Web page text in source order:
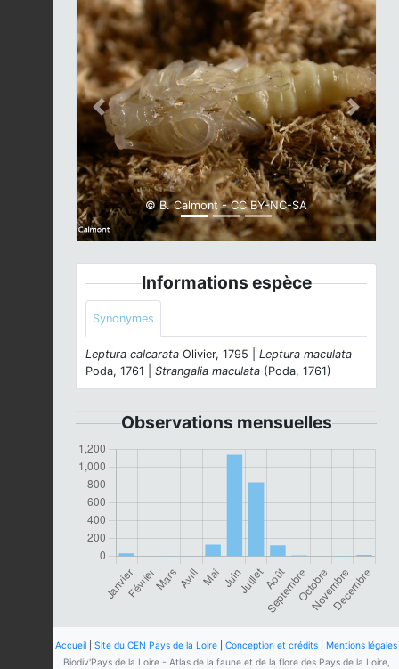
© B. Calmont - CC BY-NC-SA
Previous Next
Informations espèce
Synonymes
Leptura calcarata Olivier, 1795 | Leptura maculata
Poda, 1761 | Strangalia maculata (Poda, 1761)
Observations mensuelles
Accueil Site du CEN Pays de la Loire Conception et crédits
Mentions légales
Biodiv'Pays de la Loire - Atlas de la faune et de la flore des Pays de la Loire,